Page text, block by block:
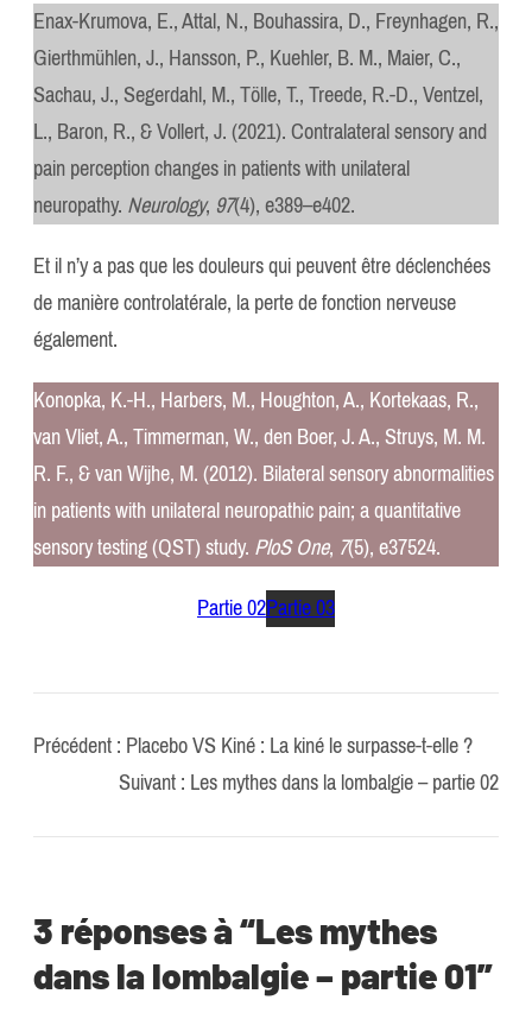
Enax-Krumova, E., Attal, N., Bouhassira, D., Freynhagen, R.,
Gierthmühlen, J., Hansson, P., Kuehler, B. M., Maier, C.,
Sachau, J., Segerdahl, M., Tölle, T., Treede, R.-D., Ventzel,
L., Baron, R., & Vollert, J. (2021). Contralateral sensory and
pain perception changes in patients with unilateral
neuropathy.Neurology, 97(4), e389–e402.
Et il n’y a pas que les douleurs qui peuvent être déclenchées
de manière controlatérale, la perte de fonction nerveuse
également.
Konopka, K.-H., Harbers, M., Houghton, A., Kortekaas, R.,
van Vliet, A., Timmerman, W., den Boer, J. A., Struys, M. M.
R. F., & van Wijhe, M. (2012). Bilateral sensory abnormalities
in patients with unilateral neuropathic pain; a quantitative
sensory testing (QST) study.PloS One, 7(5), e37524.
Partie 02Partie 03
Précédent :Placebo VS Kiné : La kiné le surpasse-t-elle ?
Suivant :Les mythes dans la lombalgie – partie 02
3 réponses à “Les mythes
dans la lombalgie – partie 01”